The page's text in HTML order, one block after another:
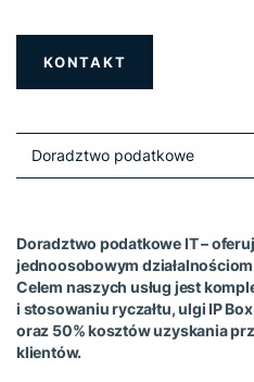
KONTAKT
Doradztwo podatkowe
Doradztwo podatkowe IT –
jednoosobowym
Celem naszych usług jest
i stosowaniu ryczałtu, ulgi IP
oraz 50% kosztów uzyskania
klientów.